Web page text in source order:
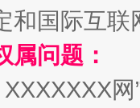
和国际互
属问题：